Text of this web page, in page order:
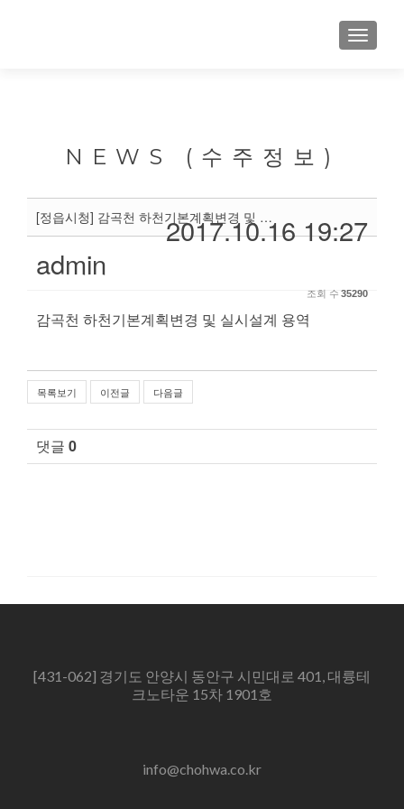
NEWS (수주정보)
[정읍시청] 감곡천 하천기본계획변경 및 실시설계 용역
2017.10.16 19:27
admin
조회 수 35290
감곡천 하천기본계획변경 및 실시설계 용역
목록보기 이전글 다음글
댓글 0
[431-062] 경기도 안양시 동안구 시민대로 401, 대륭테
크노타운 15차 1901호
info@chohwa.co.kr